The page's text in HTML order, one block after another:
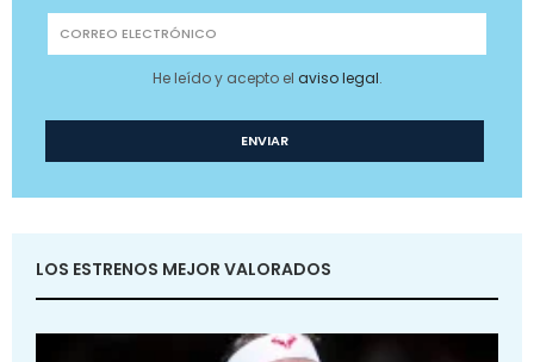
He leído y acepto el aviso legal.
LOS ESTRENOS MEJOR VALORADOS